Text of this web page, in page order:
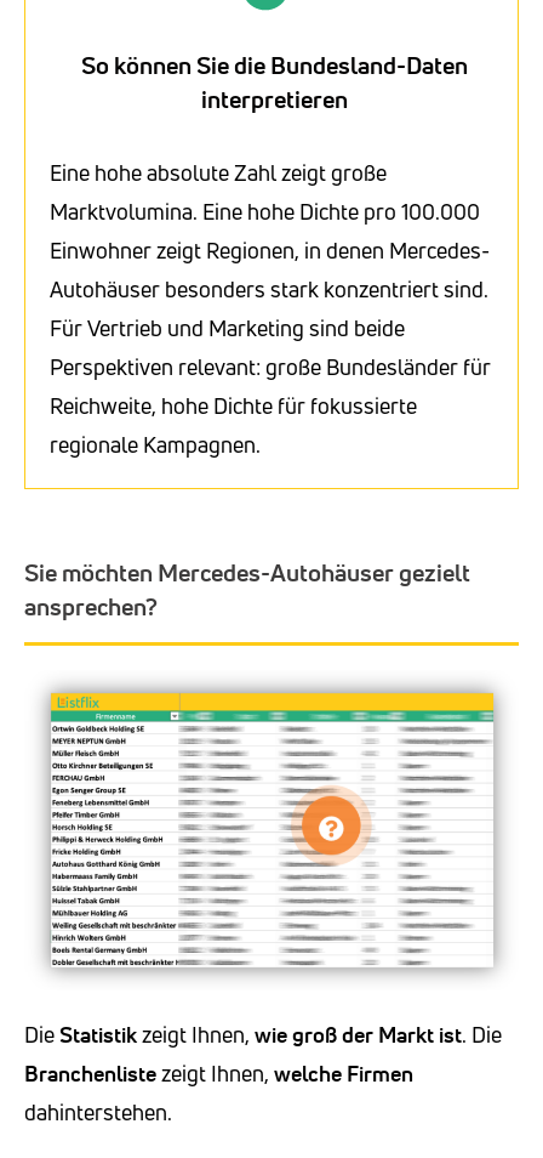
So können Sie die Bundesland-Daten
interpretieren
Eine hohe absolute Zahl zeigt große
Marktvolumina. Eine hohe Dichte pro 100.000
Einwohner zeigt Regionen, in denen Mercedes-
Autohäuser besonders stark konzentriert sind.
Für Vertrieb und Marketing sind beide
Perspektiven relevant: große Bundesländer für
Reichweite, hohe Dichte für fokussierte
regionale Kampagnen.
Sie möchten Mercedes-Autohäuser gezielt
ansprechen?
DieStatistikzeigt Ihnen, wie groß der Markt ist. Die
Branchenlistezeigt Ihnen, welche Firmen
dahinterstehen.